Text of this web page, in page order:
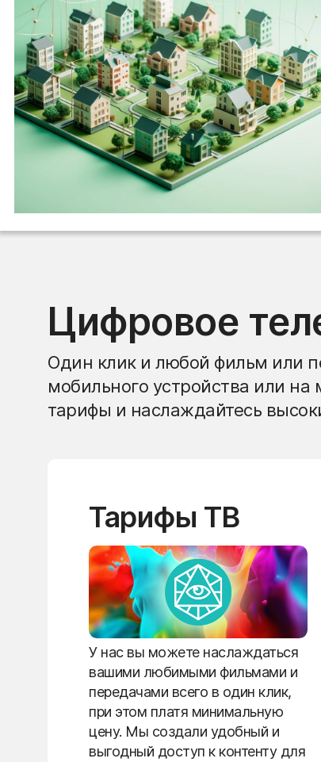
Цифровое
Один клик и любой фильм или
мобильного устройства или
тарифы и наслаждайтесь
Тарифы ТВ
У нас вы можете наслаждаться
вашими любимыми фильмами и
передачами всего в один клик,
при этом платя минимальную
цену. Мы создали удобный и
выгодный доступ к контенту для